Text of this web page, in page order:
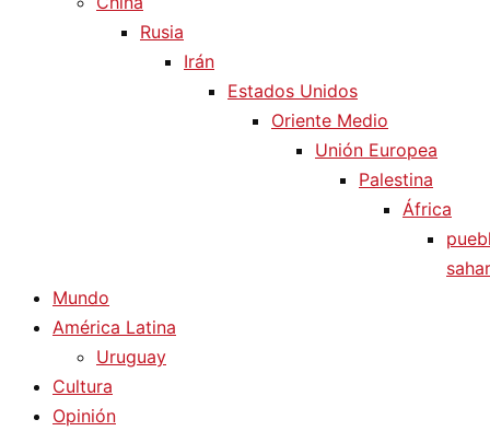
Rusia
Irán
Estados Unidos
Oriente Medio
Unión Europea
Palestina
África
Mundo
América Latina
Uruguay
Cultura
Opinión